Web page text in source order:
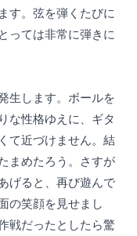
す。弦を弾くたびに
っては非常に弾きに
生します。ボールを
な性格ゆえに、ギタ
て近づけません。結
まめたろう。さすが
げると、再び遊んで
の笑顔を見せまし
戦だったとしたら驚